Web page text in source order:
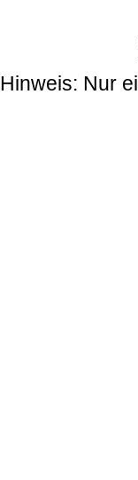
Hinweis: Nur